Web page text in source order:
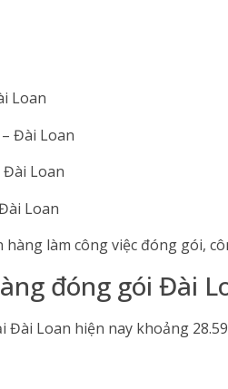
Loan
Đài Loan
Loan
Loan
làm công việc đóng gói,
đóng gói Đài
Loan hiện nay khoảng